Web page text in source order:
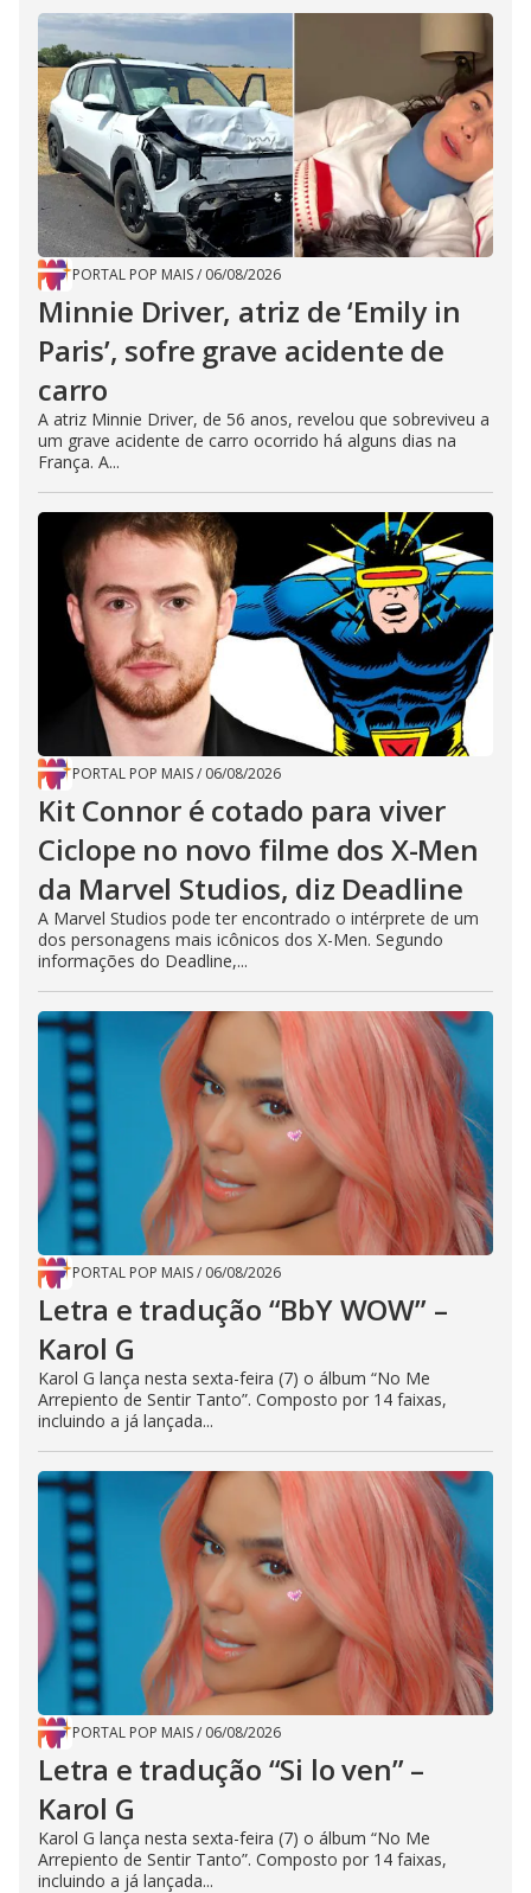
PORTAL POP MAIS/ 06/08/2026
Minnie Driver, atriz de ‘Emily in
Paris’, sofre grave acidente de
carro
A atriz Minnie Driver, de 56 anos, revelou que sobreviveu a
um grave acidente de carro ocorrido há alguns dias na
França. A...
PORTAL POP MAIS/ 06/08/2026
Kit Connor é cotado para viver
Ciclope no novo filme dos X-Men
da Marvel Studios, diz Deadline
A Marvel Studios pode ter encontrado o intérprete de um
dos personagens mais icônicos dos X-Men. Segundo
informações do Deadline,...
PORTAL POP MAIS/ 06/08/2026
Letra e tradução “BbY WOW” –
Karol G
Karol G lança nesta sexta-feira (7) o álbum “No Me
Arrepiento de Sentir Tanto”. Composto por 14 faixas,
incluindo a já lançada...
PORTAL POP MAIS/ 06/08/2026
Letra e tradução “Si lo ven” –
Karol G
Karol G lança nesta sexta-feira (7) o álbum “No Me
Arrepiento de Sentir Tanto”. Composto por 14 faixas,
incluindo a já lançada...